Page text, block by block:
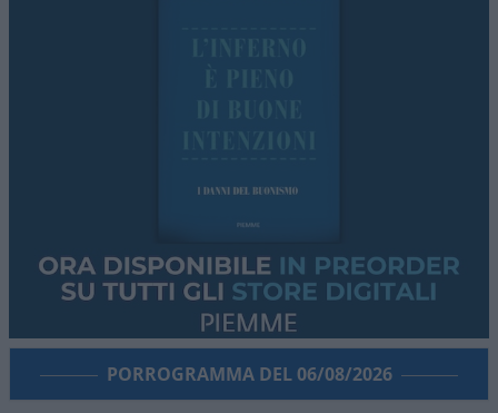
PORROGRAMMA DEL 06/08/2026